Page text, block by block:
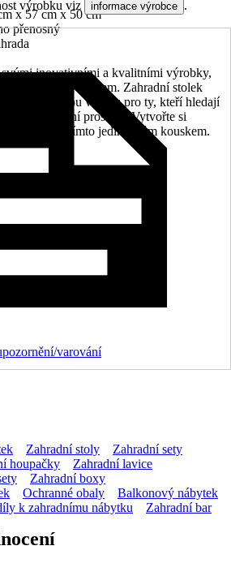
x 57 cm x 50 cm
přenosný
svými inovativními a kvalitními výrobky,
moderním designem. Zahradní stolek
je skvělou volbou pro ty, kteří hledají
pro venkovní prostory. Vytvořte si
a zábavu s tímto jedinečným kouskem.
výrobku viz informace výrobce .
varování
Zahradní stoly
Zahradní sety
houpačky
Zahradní lavice
Zahradní boxy
Ochranné obaly
Balkonový nábytek
k zahradnímu nábytku Zahradní bar